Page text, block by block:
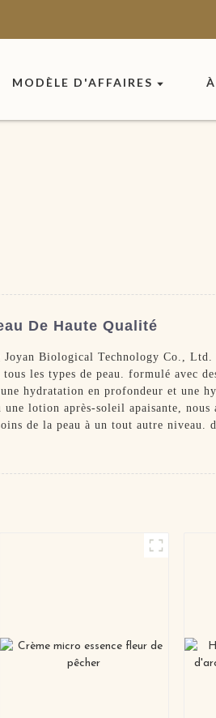
MODÈLE D'AFFAIRES
De Haute Qualité
Joyan Biological Technology Co.,
les types de peau. formulé avec
hydratation en profondeur et une
lotion après-soleil apaisante,
de la peau à un tout autre niveau.